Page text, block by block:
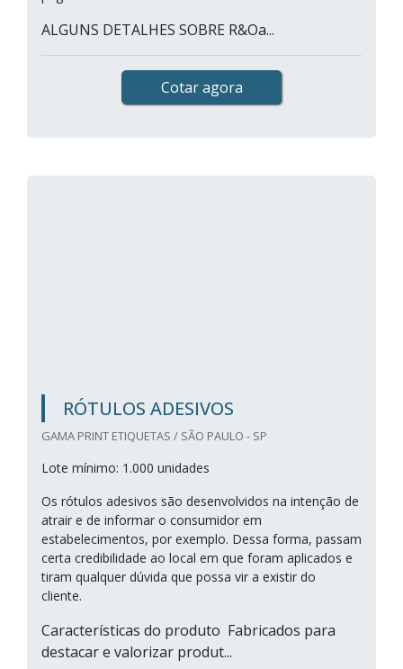
ALGUNS DETALHES SOBRE R&Oa...
Cotar agora
RÓTULOS ADESIVOS
GAMA PRINT ETIQUETAS / SÃO PAULO - SP
Lote mínimo: 1.000 unidades
Os rótulos adesivos são desenvolvidos na intenção de
atrair e de informar o consumidor em
estabelecimentos, por exemplo. Dessa forma, passam
certa credibilidade ao local em que foram aplicados e
tiram qualquer dúvida que possa vir a existir do
cliente.
Características do produto Fabricados para
destacar e valorizar produt...